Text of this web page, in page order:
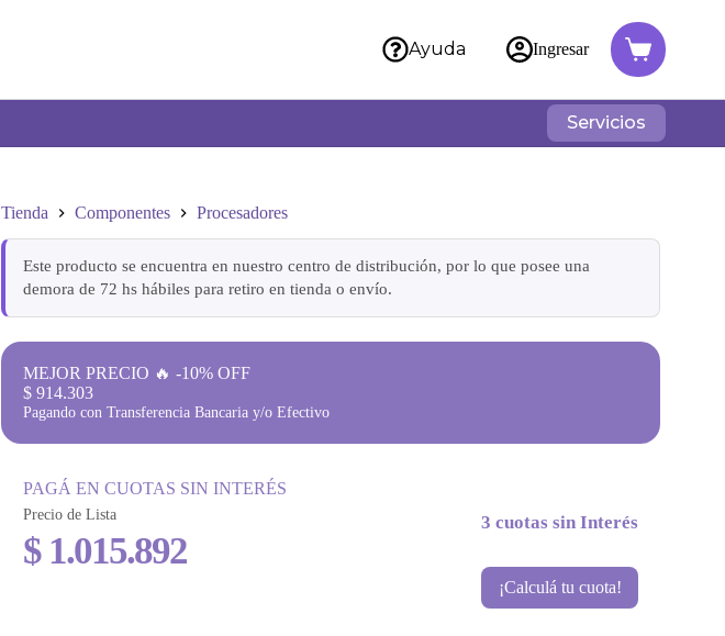
Ayuda Ingresar
Servicios
Tienda Componentes Procesadores
Este producto se encuentra en nuestro centro de distribución, por lo que posee una
demora de 72 hs hábiles para retiro en tienda o envío.
MEJOR PRECIO 🔥 -10% OFF
$ 914.303
Pagando con Transferencia Bancaria y/o Efectivo
PAGÁ EN CUOTAS SIN INTERÉS
Precio de Lista
$1.015.892
3 cuotas sin Interés
¡Calculá tu cuota!